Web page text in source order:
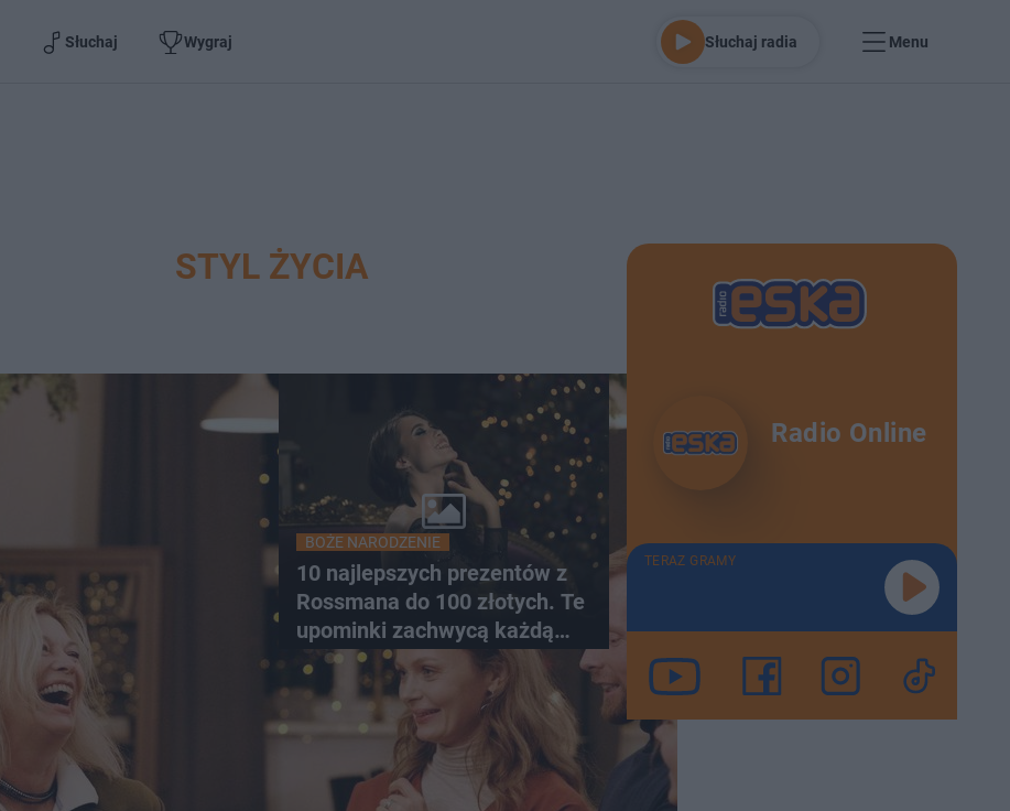
Słuchaj Wygraj Słuchaj radia Menu
STYL ŻYCIA
BOŻE NARODZENIE
10 najlepszych prezentów z
Rossmana do 100 złotych. Te
upominki zachwycą każdą
kobietę
Radio Online
TERAZ GRAMY